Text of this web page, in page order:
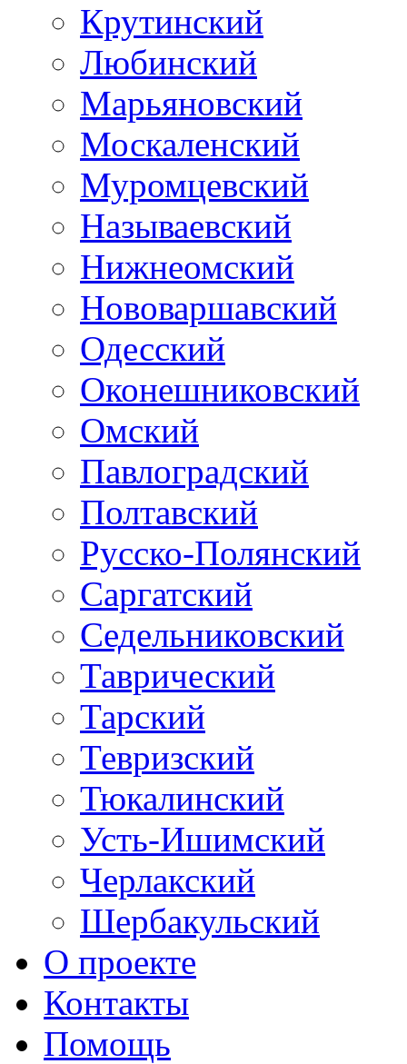
Крутинский
Любинский
Марьяновский
Москаленский
Муромцевский
Называевский
Нижнеомский
Нововаршавский
Одесский
Оконешниковский
Омский
Павлоградский
Полтавский
Русско-Полянский
Саргатский
Седельниковский
Таврический
Тарский
Тевризский
Тюкалинский
Усть-Ишимский
Черлакский
Шербакульский
О проекте
Контакты
Помощь